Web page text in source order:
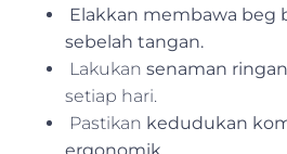
Elakkan membawa beg
sebelah tangan.
Lakukan senaman ringan
setiap hari.
Pastikan kedudukan